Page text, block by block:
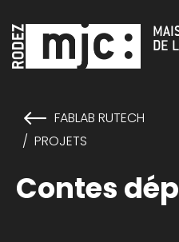
DE
FABLAB RUTECH
PROJETS
Contes